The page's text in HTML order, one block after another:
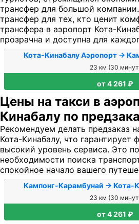
трансфер для большой
трансфер для тех, кто ценит
трансфера в аэропорт Кота-
прозрачна и доступна для
Кота-Кинабалу Аэропорт →
23 км (30
от 4 261 ₽
Цены на такси в
Кинабалу по
Рекомендуем делать предзаказ
Кота-Кинабалу, что гарантирует
высокий уровень сервиса. Это
необходимости поиска
спокойное начало вашего
Кампонг-Карамбунай → Кота-
23 км (30
от 4 261 ₽